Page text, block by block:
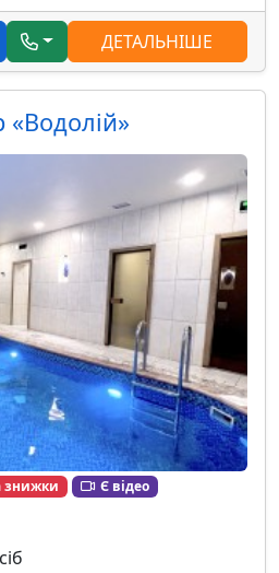
ДЕТАЛЬНІШЕ
знижки Є відео
«Водолій»